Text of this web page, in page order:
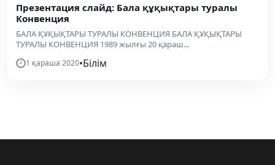
Презентация слайд: Бала құқықтары туралы
Конвенция
БАЛА ҚҰҚЫҚТАРЫ ТУРАЛЫ КОНВЕНЦИЯ БАЛА ҚҰҚЫҚТАРЫ
ТУРАЛЫ КОНВЕНЦИЯ 1989 жылғы 20 қараш...
1 қараша 2020•Білім